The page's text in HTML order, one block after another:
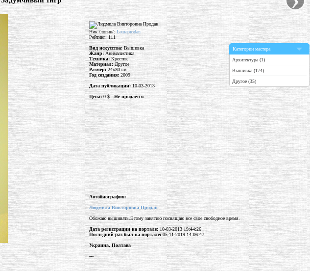
Ник /логин/:Lauraprodan
Рейтинг: 111
Вид искусства: Вышивка
Жанр:Анималистика
Техника:Крестик
Материал: Другое
Размер:24x30 см
Год создания: 2009
Дата публикации:10-03-2013
Цена: 0 $ -Не продаётся
Категории мастера
Архитектура (1)
Вышивка (174)
Другое (35)
Автобиография:
Людмила Викторовна Продан
Обожаю вышивать.Этому занятию посвящаю все свое свободное время.
Дата регистрации на портале: 10-03-2013 19:44:26
Последний раз был на портале:05-11-2019 14:06:47
Украина, Полтава
---